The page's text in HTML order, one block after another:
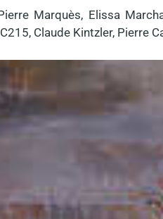
Marquès, Elissa
Claude Kintzler, Pierre